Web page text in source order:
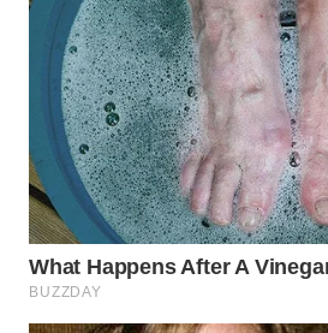
SUMEDANG
WN
CIANJUR
WN
KEPULAUAN
SERIBU
WN